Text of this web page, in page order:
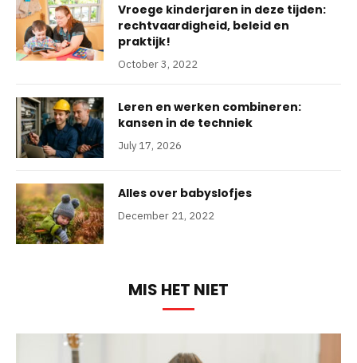
Vroege kinderjaren in deze tijden:
rechtvaardigheid, beleid en
praktijk!
October 3, 2022
Leren en werken combineren:
kansen in de techniek
July 17, 2026
Alles over babyslofjes
December 21, 2022
MIS HET NIET